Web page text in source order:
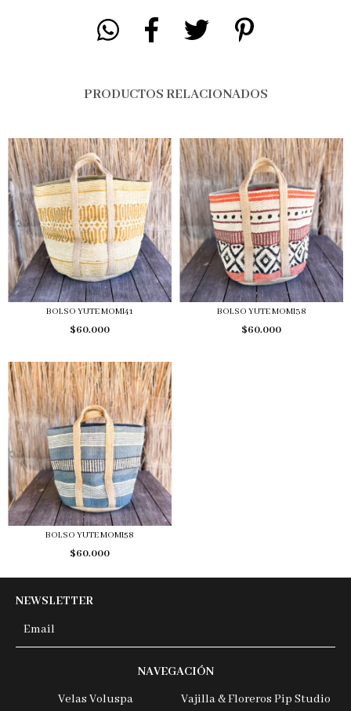
PRODUCTOS RELACIONADOS
BOLSO YUTE MOMI41
$60.000
BOLSO YUTE MOMI38
$60.000
BOLSO YUTE MOMI58
$60.000
NEWSLETTER
NAVEGACIÓN
Velas Voluspa
Vajilla & Floreros Pip Studio